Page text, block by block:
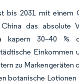
bis 2031 mit einem
das absolute
kapern 30–40 %
Einkommen
zu Markengeräten
botanische Lotionen